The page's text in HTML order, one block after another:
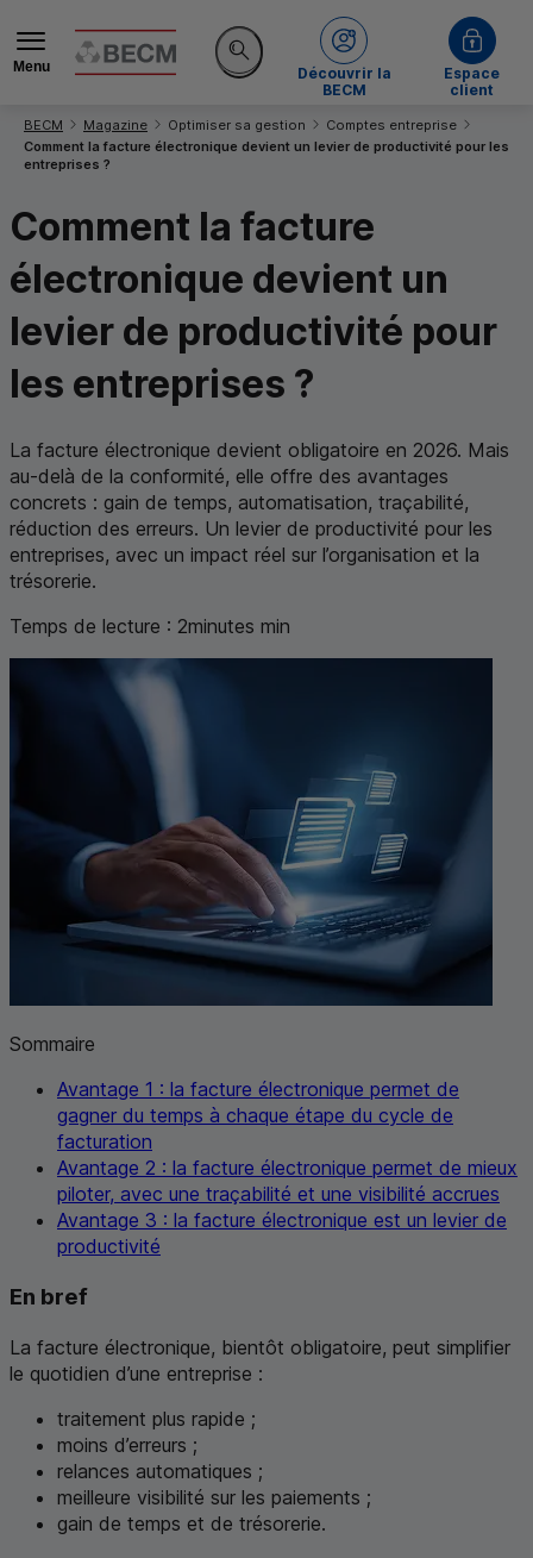
Menu
Rechercher sur le site
Découvrir la
BECM
de la BECM
Espace
client
Vous êtes ici:
BECM Magazine Optimiser sa gestion
Comptes entreprise
Comment la facture électronique devient un levier de productivité pour les
entreprises ?
Comment la facture
électronique devient un
levier de productivité pour
les entreprises ?
La facture électronique devient obligatoire en 2026. Mais
au-delà de la conformité, elle offre des avantages
concrets : gain de temps, automatisation, traçabilité,
réduction des erreurs. Un levier de productivité pour les
entreprises, avec un impact réel sur l’organisation et la
trésorerie.
Temps de lecture : 2minutes min
Sommaire
Avantage 1 : la facture électronique permet de
gagner du temps à chaque étape du cycle de
facturation
Avantage 2 : la facture électronique permet de mieux
piloter, avec une traçabilité et une visibilité accrues
Avantage 3 : la facture électronique est un levier de
productivité
En bref
La facture électronique, bientôt obligatoire, peut simplifier
le quotidien d’une entreprise :
traitement plus rapide ;
moins d’erreurs ;
relances automatiques ;
meilleure visibilité sur les paiements ;
gain de temps et de trésorerie.